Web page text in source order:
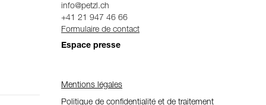
info@petzl.ch
+41 21 947 46 66
Formulaire de contact
Espace presse
Mentions légales
Politique de confidentialité et de traitement